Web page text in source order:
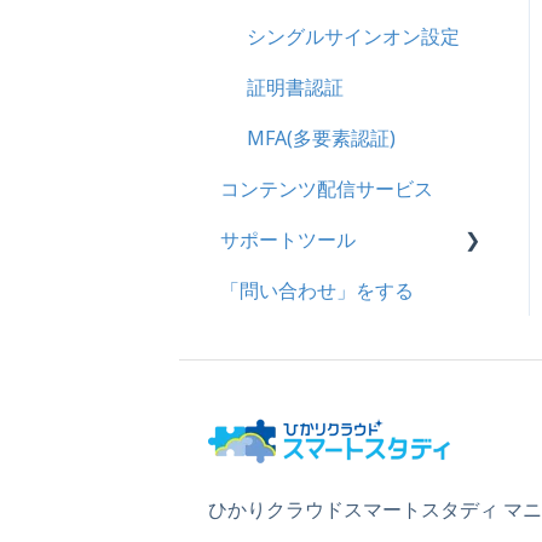
企業について
統合ユーザーについて
サービスについて
シングルサインオン設定
証明書認証
MFA(多要素認証)
コンテンツ配信サービス
サポートツール
基本操作
問題登録用ファイルに戻す
「問い合わせ」をする
ひかりクラウドスマートスタディ マ